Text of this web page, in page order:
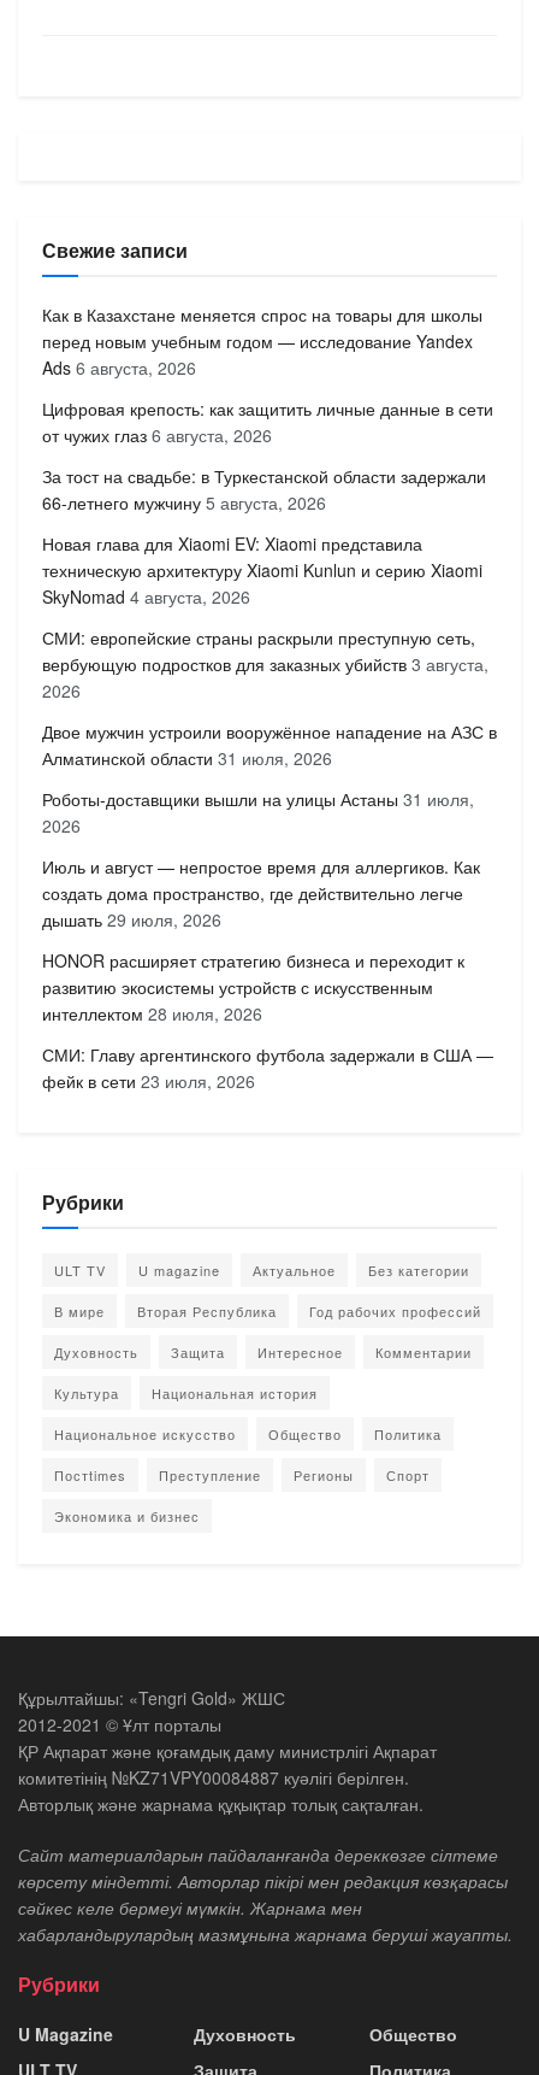
Свежие записи
Как в Казахстане меняется спрос на товары для школы
перед новым учебным годом — исследование Yandex
Ads 6 августа, 2026
Цифровая крепость: как защитить личные данные в сети
от чужих глаз 6 августа, 2026
За тост на свадьбе: в Туркестанской области задержали
66-летнего мужчину 5 августа, 2026
Новая глава для Xiaomi EV: Xiaomi представила
техническую архитектуру Xiaomi Kunlun и серию Xiaomi
SkyNomad 4 августа, 2026
СМИ: европейские страны раскрыли преступную сеть,
вербующую подростков для заказных убийств 3 августа,
2026
Двое мужчин устроили вооружённое нападение на АЗС в
Алматинской области 31 июля, 2026
Роботы-доставщики вышли на улицы Астаны 31 июля,
2026
Июль и август — непростое время для аллергиков. Как
создать дома пространство, где действительно легче
дышать 29 июля, 2026
HONOR расширяет стратегию бизнеса и переходит к
развитию экосистемы устройств с искусственным
интеллектом 28 июля, 2026
СМИ: Главу аргентинского футбола задержали в США —
фейк в сети 23 июля, 2026
Рубрики
ULT TV U magazine Актуальное Без категории
В мире Вторая Республика Год рабочих профессий
Духовность Защита Интересное Комментарии
Культура Национальная история
Национальное искусство Общество Политика
Постtimes Преступление Регионы Спорт
Экономика и бизнес
Құрылтайшы: «Tengri Gold» ЖШС
2012-2021 © Ұлт порталы
ҚР Ақпарат және қоғамдық даму министрлігі Ақпарат
комитетінің №KZ71VPY00084887 куәлігі берілген.
Авторлық және жарнама құқықтар толық сақталған.
Сайт материалдарын пайдаланғанда дереккөзге сілтеме
көрсету міндетті. Авторлар пікірі мен редакция көзқарасы
сәйкес келе бермеуі мүмкін. Жарнама мен
хабарландырулардың мазмұнына жарнама беруші жауапты.
Рубрики
U Magazine
ULT TV
Духовность
Защита
Общество
Политика